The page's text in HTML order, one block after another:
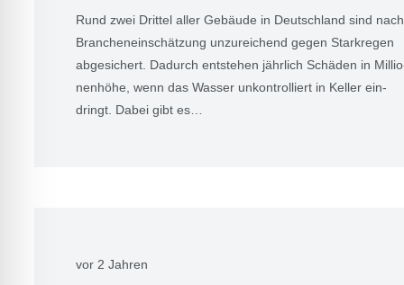
Rund zwei Drit­tel aller Gebäu­de in Deutsch­land sind nach
Bran­chen­ein­schät­zung unzu­rei­chend gegen Stark­re­gen
abge­si­chert. Dadurch ent­ste­hen jähr­lich Schä­den in
nen­hö­he, wenn das Was­ser unkon­trol­liert in Kel­ler ein­
dringt. Dabei gibt es…
vor 2 Jahren